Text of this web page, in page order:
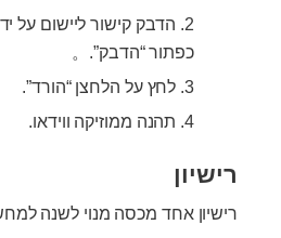
הדבק קישור ליישום על
כפתור “הדבק”.。
לחץ על הלחצן “הורד”.
תהנה ממוזיקה ווידאו.
רישיון
רישיון אחד מכסה מנוי לשנה